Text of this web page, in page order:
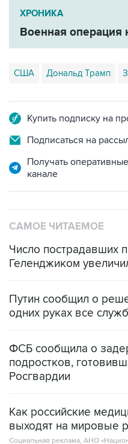
Военная операция
США Дональд Трамп
Подписаться на
Получать
канале
Число пострадавших
Путин сообщил о
ФСБ сообщила о
Росгвардии
Как российские
Социальная реклама, АНО
ИНН 7725383515 Erid: